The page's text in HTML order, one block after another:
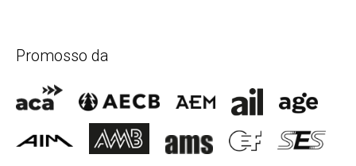
Promosso da